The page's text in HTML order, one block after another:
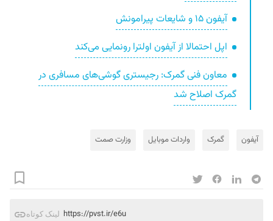
آیفون ۱۵ و شایعات پیرامونش
اپل احتمالا از آیفون اولترا رونمایی می‌کند
معاون فنی گمرک: رجیستری گوشی‌های مسافری در
گمرک اصلاح شد
آیفون گمرک واردات موبایل وزارت صمت
لینک کوتاه https://pvst.ir/e6u